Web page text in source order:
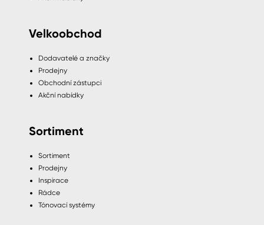
Velkoobchod
Dodavatelé a značky
Prodejny
Obchodní zástupci
Akční nabídky
Sortiment
Sortiment
Prodejny
Inspirace
Rádce
Tónovací systémy